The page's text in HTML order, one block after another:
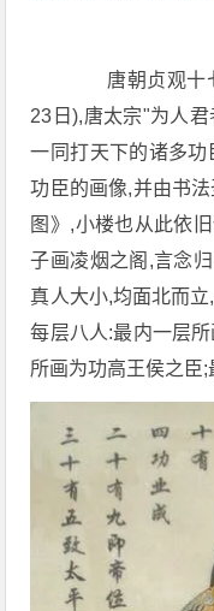
唐朝贞观十七
23日),唐太宗"为人
一同打天下的诸多
功臣的画像,并由书
图》,小楼也从此依
子画凌烟之阁,言念
真人大小,均面北而
每层八人:最内一层
所画为功高王侯之臣;